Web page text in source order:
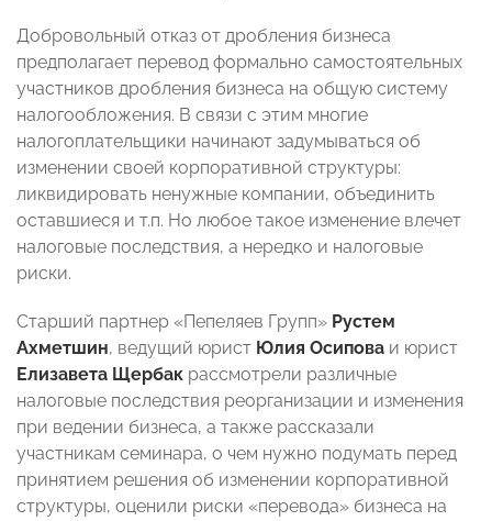
Добровольный отказ от дробления бизнеса
предполагает перевод формально самостоятельных
участников дробления бизнеса на общую систему
налогообложения. В связи с этим многие
налогоплательщики начинают задумываться об
изменении своей корпоративной структуры:
ликвидировать ненужные компании, объединить
оставшиеся и т.п. Но любое такое изменение влечет
налоговые последствия, а нередко и налоговые
риски.
Старший партнер «Пепеляев Групп» Рустем
Ахметшин, ведущий юрист Юлия Осипова и юрист
Елизавета Щербак рассмотрели различные
налоговые последствия реорганизации и изменения
при ведении бизнеса, а также рассказали
участникам семинара, о чем нужно подумать перед
принятием решения об изменении корпоративной
структуры, оценили риски «перевода» бизнеса на